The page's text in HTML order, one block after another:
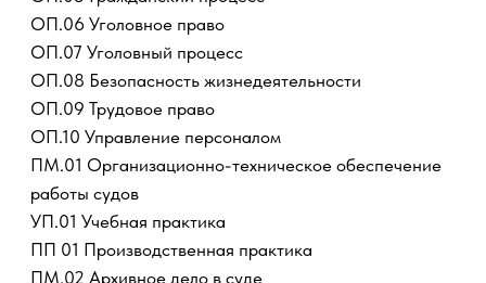
ПП 05 Производственная практика
ПМ.04 Судебная статистика
ПП.04 Производственная практика
ПП.05 Производственная практика
ПДП Преддипломная практика